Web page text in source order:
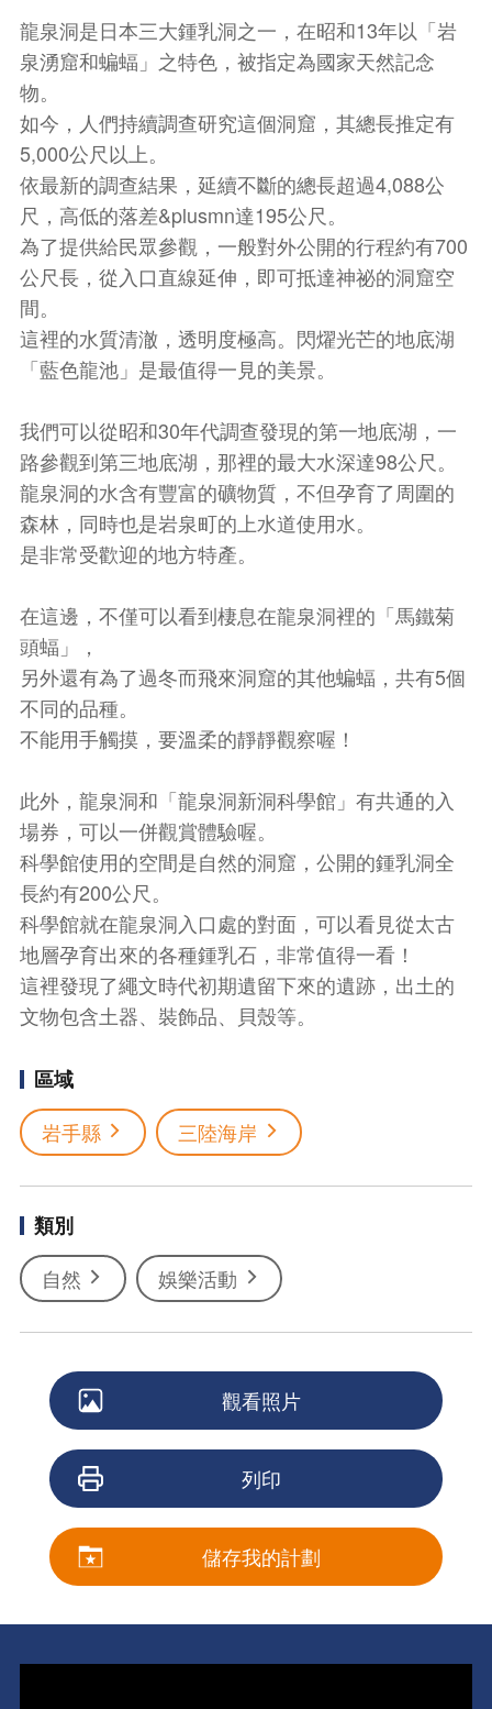
龍泉洞是日本三大鍾乳洞之一，在昭和13年以「岩
泉湧窟和蝙蝠」之特色，被指定為國家天然記念
物。
如今，人們持續調查研究這個洞窟，其總長推定有
5,000公尺以上。
依最新的調查結果，延續不斷的總長超過4,088公
尺，高低的落差&plusmn達195公尺。
為了提供給民眾參觀，一般對外公開的行程約有700
公尺長，從入口直線延伸，即可抵達神祕的洞窟空
間。
這裡的水質清澈，透明度極高。閃燿光芒的地底湖
「藍色龍池」是最值得一見的美景。
我們可以從昭和30年代調查發現的第一地底湖，一
路參觀到第三地底湖，那裡的最大水深達98公尺。
龍泉洞的水含有豐富的礦物質，不但孕育了周圍的
森林，同時也是岩泉町的上水道使用水。
是非常受歡迎的地方特產。
在這邊，不僅可以看到棲息在龍泉洞裡的「馬鐵菊
頭蝠」，
另外還有為了過冬而飛來洞窟的其他蝙蝠，共有5個
不同的品種。
不能用手觸摸，要溫柔的靜靜觀察喔！
此外，龍泉洞和「龍泉洞新洞科學館」有共通的入
場券，可以一併觀賞體驗喔。
科學館使用的空間是自然的洞窟，公開的鍾乳洞全
長約有200公尺。
科學館就在龍泉洞入口處的對面，可以看見從太古
地層孕育出來的各種鍾乳石，非常值得一看！
這裡發現了繩文時代初期遺留下來的遺跡，出土的
文物包含土器、裝飾品、貝殼等。
區域
岩手縣
三陸海岸
類別
自然
娛樂活動
觀看照片
列印
儲存我的計劃